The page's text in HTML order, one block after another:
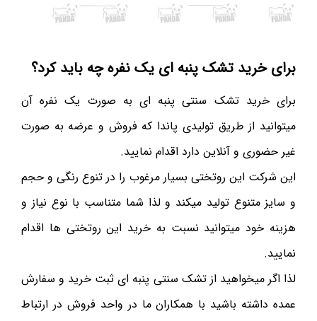
برای خرید تشک پنبه ای یک نفره چه باید کرد؟
برای خرید تشک سنتی پنبه ای به صورت یک نفره آن
میتوانید از طریق تولیدی پاندا که فروش و عرضه به صورت
غیر حضوری و آنلاین دارد اقدام نمایید.
این شرکت این روتختی بسیار مرغوب را در تنوع رنگی و حجم
و سایز متنوع تولید میکند و لذا شما متناسب با نوع نیاز و
هزینه خود میتوانید نسبت به خرید این روتختی ها اقدام
نمایید.
لذا اگر میخواهید از تشک سنتی پنبه ای ثبت خرید و سفارش
عمده داشته باشید با همکاران ما در واحد فروش در ارتباط